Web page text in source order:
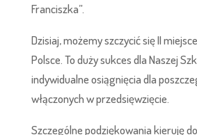
Franciszka”.
Dzisiaj, możemy szczycić się II
Polsce. To duży sukces dla Naszej
indywidualne osiągnięcia dla
włączonych w przedsięwzięcie.
Szczególne podziękowania kieruję